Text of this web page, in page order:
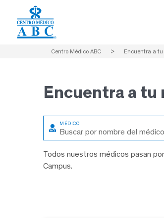
Centro Médico ABC > Encuentra a
Encuentra a tu
Buscar por nombre del médico
Todos nuestros médicos pasan
Campus.